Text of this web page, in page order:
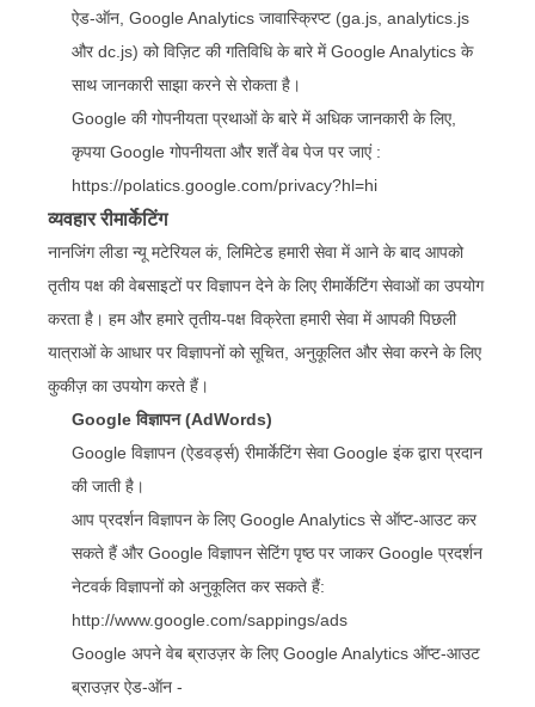
ऐड-ऑन, Google Analytics जावास्क्रिप्ट (ga.js, analytics.js
और dc.js) को विज़िट की गतिविधि के बारे में Google Analytics के
साथ जानकारी साझा करने से रोकता है।
Google की गोपनीयता प्रथाओं के बारे में अधिक जानकारी के लिए,
कृपया Google गोपनीयता और शर्तें वेब पेज परजाएं:
https://polatics.google.com/privacy?hl=hi
व्यवहार रीमार्केटिंग
नानजिंग लीडा न्यू मटेरियल कं, लिमिटेड हमारी सेवा में आने के बाद आपको
तृतीय पक्ष की वेबसाइटों पर विज्ञापन देने के लिए रीमार्केटिंग सेवाओं का उपयोग
करता है। हम और हमारे तृतीय-पक्ष विक्रेता हमारी सेवा में आपकी पिछली
यात्राओं के आधार पर विज्ञापनों को सूचित, अनुकूलित और सेवा करने के लिए
कुकीज़ का उपयोग करते हैं।
Google विज्ञापन (AdWords)
Google विज्ञापन (ऐडवर्ड्स) रीमार्केटिंग सेवा Google इंक द्वारा प्रदान
की जाती है।
आप प्रदर्शन विज्ञापन के लिए Google Analytics से ऑप्ट-आउट कर
सकते हैं और Google विज्ञापन सेटिंग पृष्ठ पर जाकर Google प्रदर्शन
नेटवर्क विज्ञापनों को अनुकूलित कर सकते हैं:
http://www.google.com/sappings/ads
Google अपने वेब ब्राउज़र के लिए Google Analytics ऑप्ट-आउट
ब्राउज़र ऐड-ऑन -